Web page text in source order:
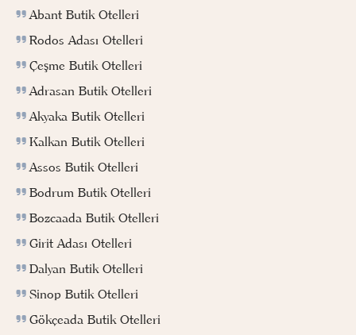
Abant Butik Otelleri
Rodos Adası Otelleri
Çeşme Butik Otelleri
Adrasan Butik Otelleri
Akyaka Butik Otelleri
Kalkan Butik Otelleri
Assos Butik Otelleri
Bodrum Butik Otelleri
Bozcaada Butik Otelleri
Girit Adası Otelleri
Dalyan Butik Otelleri
Sinop Butik Otelleri
Gökçeada Butik Otelleri